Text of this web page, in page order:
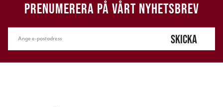
PRENUMERERA PÅ VÅRT NYHETSBREV
SKICKA